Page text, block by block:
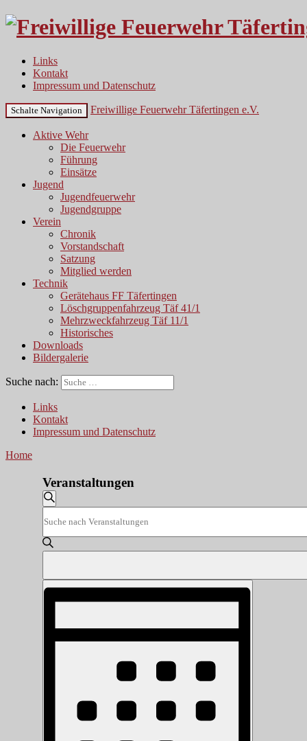
Links
Kontakt
Impressum und Datenschutz
Schalte Navigation Freiwillige Feuerwehr Täfertingen e.V.
Aktive Wehr
Die Feuerwehr
Führung
Einsätze
Jugend
Jugendfeuerwehr
Jugendgruppe
Verein
Chronik
Vorstandschaft
Satzung
Mitglied werden
Technik
Gerätehaus FF Täfertingen
Löschgruppenfahrzeug Täf 41/1
Mehrzweckfahrzeug Täf 11/1
Historisches
Downloads
Bildergalerie
Suche nach:
Links
Kontakt
Impressum und Datenschutz
Home
Veranstaltungen
Veranstaltungen
Suche
und
Ansichten,
Suche
Schlüsselwort
eingeben.
Suche
Schlüsselwort.
Veranstaltung
Ansichten-